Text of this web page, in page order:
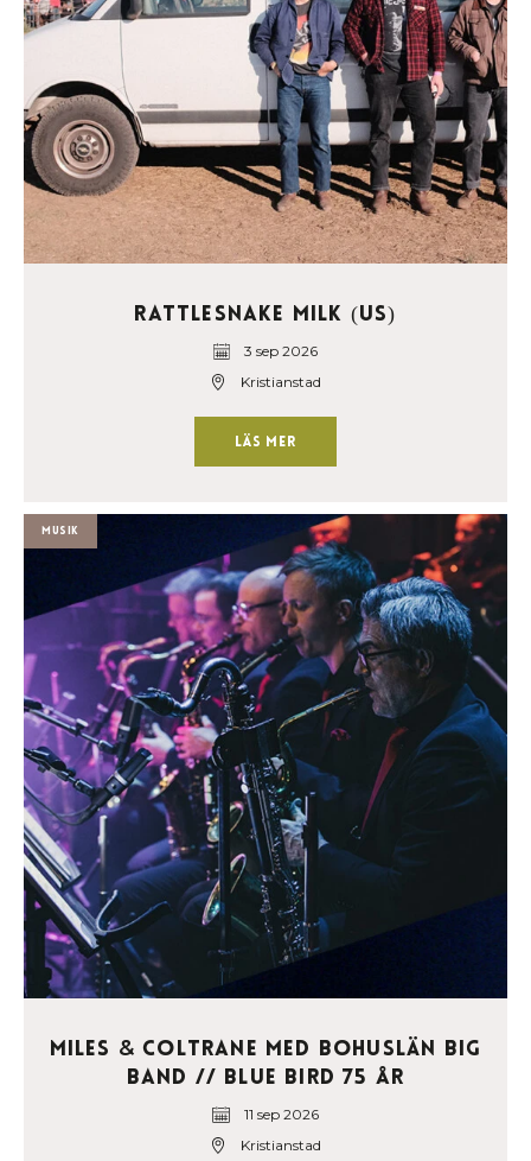
Rattlesnake Milk (US)
3 sep 2026
Kristianstad
Läs mer
Musik
Miles & Coltrane med Bohuslän Big
Band // Blue Bird 75 år
11 sep 2026
Kristianstad